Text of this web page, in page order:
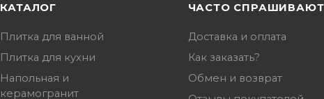
КАТАЛОГ
Плитка для ванной
Плитка для кухни
Напольная и
керамогранит
ЧАСТО СПРАШИВАЮТ
Доставка и оплата
Как заказать?
Обмен и возврат